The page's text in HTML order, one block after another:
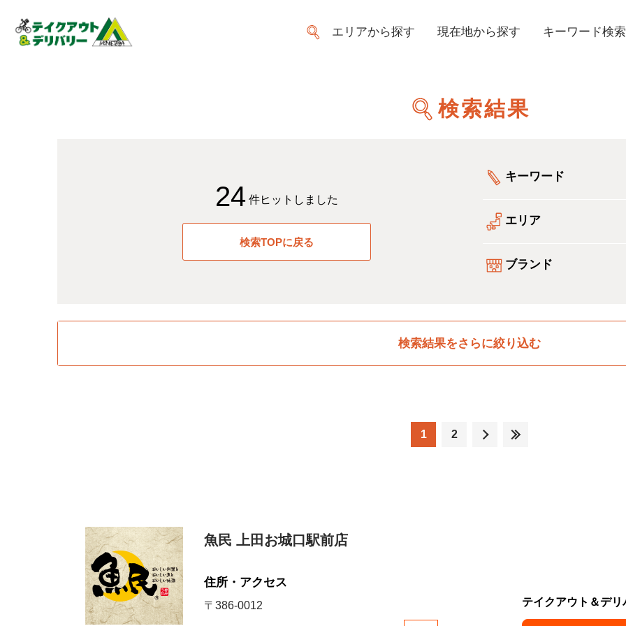
エリアから探す 現在地から探す キーワード検索
検索結果
24 件ヒットしました
検索TOPに戻る
キーワード
エリア
ブランド
検索結果をさらに絞り込む
1 2
魚民 上田お城口駅前店
住所・アクセス
〒386-0012 テイクアウト＆デリ